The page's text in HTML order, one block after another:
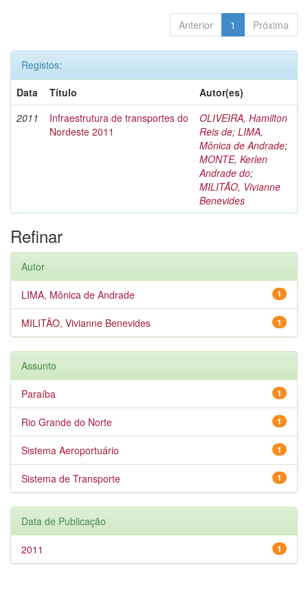
Anterior 1 Próxima
Registos:
Data
Título
Autor(es)
2011
Infraestrutura de transportes do
Nordeste 2011
OLIVEIRA, Hamilton
Reis de; LIMA,
Mônica de Andrade;
MONTE, Kerlen
Andrade do;
MILITÃO, Vivianne
Benevides
Refinar
Autor
1
LIMA, Mônica de Andrade
1
MILITÃO, Vivianne Benevides
Assunto
1
Paraíba
1
Rio Grande do Norte
1
Sistema Aeroportuário
1
Sistema de Transporte
Data de Publicação
1
2011